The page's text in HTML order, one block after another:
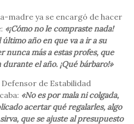
madre ya se encargó de hacer
«¡Cómo no le compraste nada!
último año en que va a ir a su
nunca más a estas profes, que
el año. ¡Qué bárbaro!»
de Estabilidad
«No es por mala ni colgada,
acertar qué regalarles, algo
que se ajuste al presupuesto